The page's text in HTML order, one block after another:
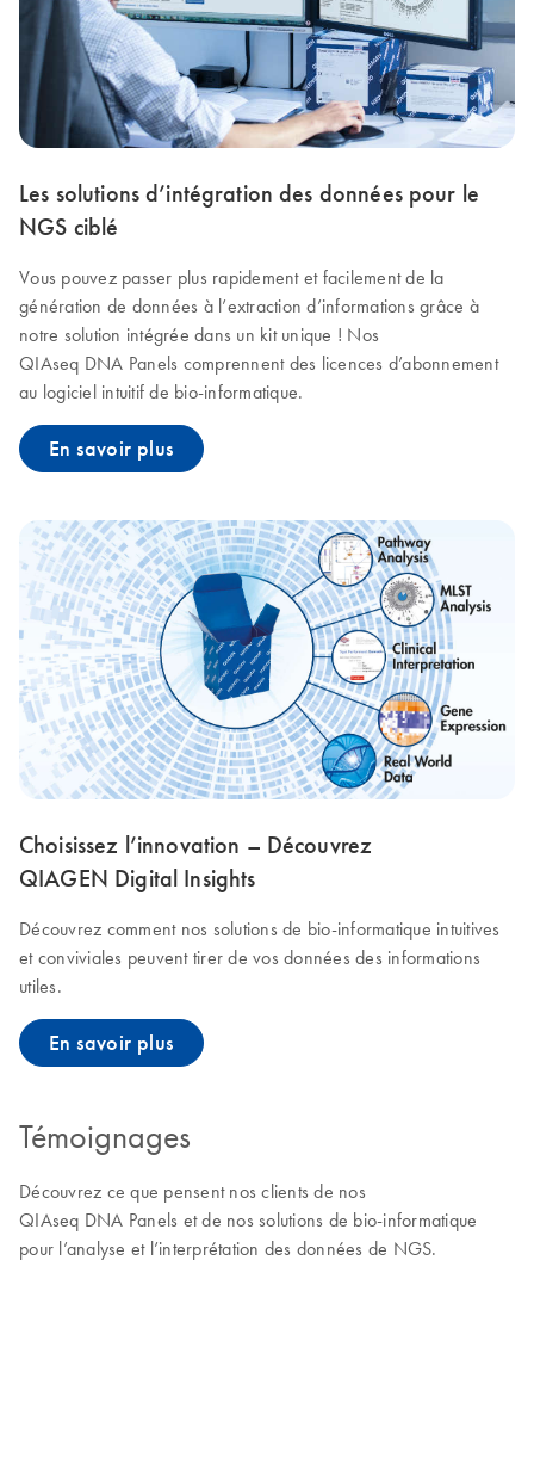
Les solutions d’intégration des données pour le
NGS ciblé
Vous pouvez passer plus rapidement et facilement de la
génération de données à l’extraction d’informations grâce à
notre solution intégrée dans un kit unique ! Nos
QIAseq DNA Panels comprennent des licences d’abonnement
au logiciel intuitif de bio-informatique.
En savoir plus
Choisissez l’innovation – Découvrez
QIAGEN Digital Insights
Découvrez comment nos solutions de bio-informatique intuitives
et conviviales peuvent tirer de vos données des informations
utiles.
En savoir plus
Témoignages
Découvrez ce que pensent nos clients de nos
QIAseq DNA Panels et de nos solutions de bio-informatique
pour l’analyse et l’interprétation des données de NGS.